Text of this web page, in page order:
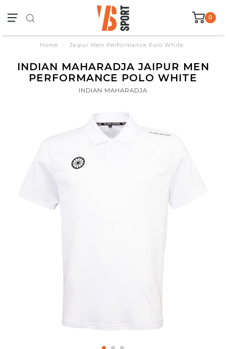
0
Home / Jaipur Men Performance Polo White
INDIAN MAHARADJA JAIPUR MEN
PERFORMANCE POLO WHITE
INDIAN MAHARADJA